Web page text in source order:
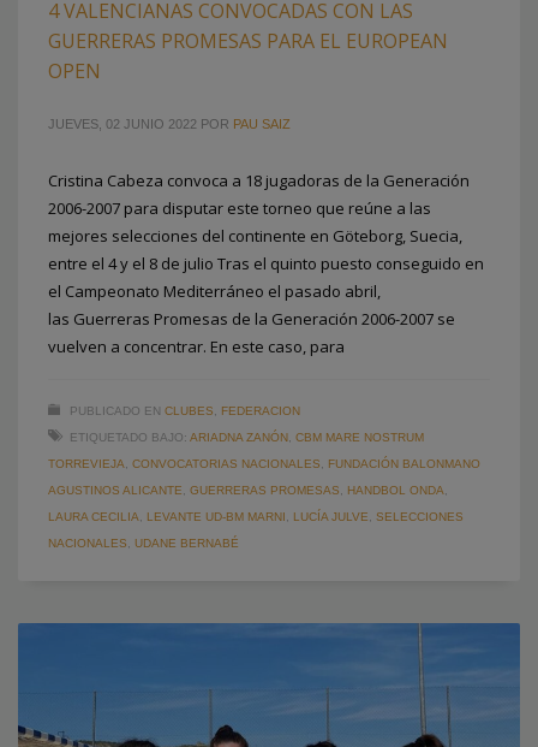
4 VALENCIANAS CONVOCADAS CON LAS
GUERRERAS PROMESAS PARA EL EUROPEAN
OPEN
JUEVES, 02 JUNIO 2022 POR PAU SAIZ
Cristina Cabeza convoca a 18 jugadoras de la Generación
2006-2007 para disputar este torneo que reúne a las
mejores selecciones del continente en Göteborg, Suecia,
entre el 4 y el 8 de julio Tras el quinto puesto conseguido en
el Campeonato Mediterráneo el pasado abril,
las Guerreras Promesas de la Generación 2006-2007 se
vuelven a concentrar. En este caso, para
PUBLICADO EN CLUBES
FEDERACION
ETIQUETADO BAJO: ARIADNA ZANÓN CBM MARE NOSTRUM
TORREVIEJA
CONVOCATORIAS NACIONALES
FUNDACIÓN BALONMANO
AGUSTINOS ALICANTE
GUERRERAS PROMESAS HANDBOL ONDA
LAURA CECILIA
LEVANTE UD-BM MARNI LUCÍA JULVE
SELECCIONES
NACIONALES
UDANE BERNABÉ